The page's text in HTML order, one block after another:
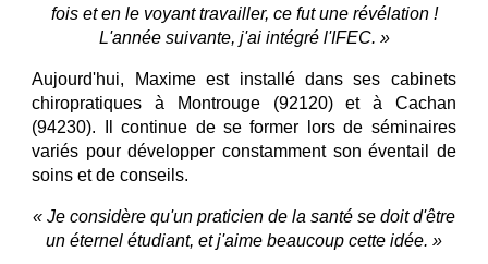
fois et en le voyant travailler, ce fut une révélation !
L'année suivante, j'ai intégré l'IFEC. »
Aujourd'hui, Maxime est installé dans ses cabinets
chiropratiques à Montrouge (92120) et à Cachan
(94230). Il continue de se former lors de séminaires
variés pour développer constamment son éventail de
soins et de conseils.
« Je considère qu'un praticien de la santé se doit d'être
un éternel étudiant, et j'aime beaucoup cette idée. »